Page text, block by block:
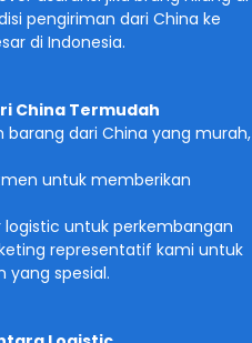
pengiriman dari China ke
di Indonesia.
China Termudah
barang dari China yang murah,
untuk memberikan
untuk perkembangan
representatif kami untuk
yang spesial.